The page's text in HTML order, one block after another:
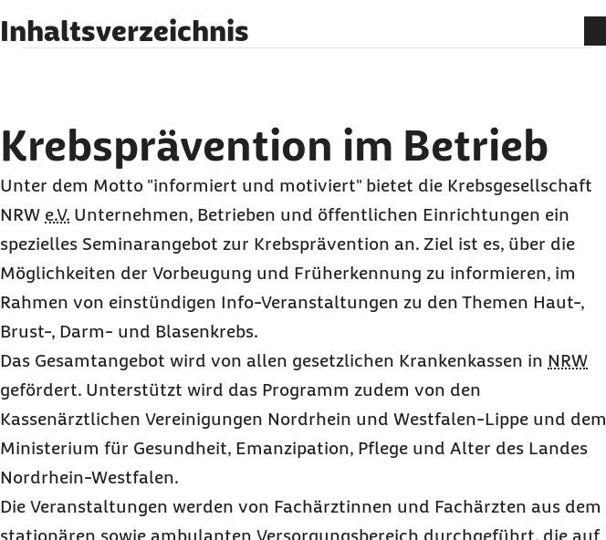
Inhaltsverzeichnis
Vom Stadtprojekt zur NRW-Initiative
Nicht jeder Polyp wird zum Tumor. Aber jeder Tumor war mal ein Polyp
Krebsprävention im Betrieb
Unter dem Motto "informiert und motiviert" bietet die Krebsgesellschaft
NRW e.V. Unternehmen, Betrieben und öffentlichen Einrichtungen ein
spezielles Seminarangebot zur Krebsprävention an. Ziel ist es, über die
Möglichkeiten der Vorbeugung und Früherkennung zu informieren, im
Rahmen von einstündigen Info-Veranstaltungen zu den Themen Haut-,
Brust-, Darm- und Blasenkrebs.
Das Gesamtangebot wird von allen gesetzlichen Krankenkassen in NRW
gefördert. Unterstützt wird das Programm zudem von den
Kassenärztlichen Vereinigungen Nordrhein und Westfalen-Lippe und dem
Ministerium für Gesundheit, Emanzipation, Pflege und Alter des Landes
Nordrhein-Westfalen.
Die Veranstaltungen werden von Fachärztinnen und Fachärzten aus dem
stationären sowie ambulanten Versorgungsbereich durchgeführt, die auf